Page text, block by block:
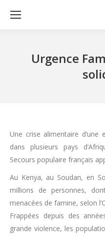
Urgence
Une crise alimentaire d’une
dans plusieurs pays
Secours populaire français
Au Kenya, au Soudan, en
millions de personnes,
menacées de famine, selon
Frappées depuis des
grande violence, les